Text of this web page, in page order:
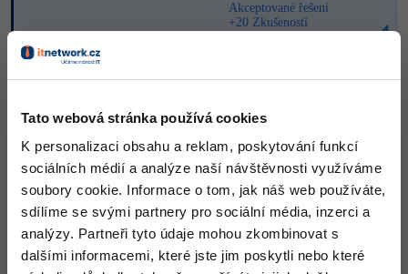
Tato webová stránka používá cookies
K personalizaci obsahu a reklam, poskytování funkcí
sociálních médií a analýze naší návštěvnosti využíváme
soubory cookie. Informace o tom, jak náš web používáte,
sdílíme se svými partnery pro sociální média, inzerci a
analýzy. Partneři tyto údaje mohou zkombinovat s
dalšími informacemi, které jste jim poskytli nebo které
Více
Kurzy e-commerce
Testování softwaru
Datová analýza
Digitální gramotnost
Kurzy designu
HTML/CSS -80%
Photoshop -80%
Příběhy absolventů
Blog
Akceptované řešení
+20 Zkušeností
Odpovídá na ivanp
Miroslav Mazal 24.9.2018 11:27
Dík. Zkusím to.
Nahoru Odpovědět